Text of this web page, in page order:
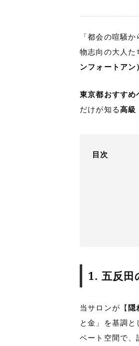
「都会の喧騒
物志向の大人た
ンフォートアン）
東京都おすすめ
だけが知る高級
目次
1. 五反田
当サロンが【隠
と金」を基調と
ベート空間で、